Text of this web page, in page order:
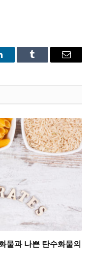
Tumblr Email
물과 나쁜 탄수화물의